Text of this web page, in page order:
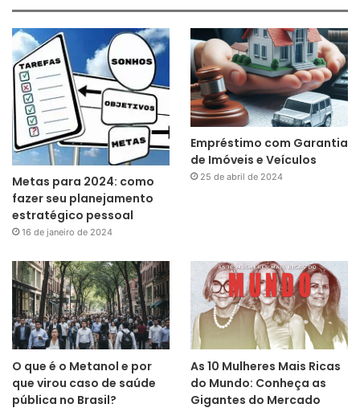
Metas para 2024: como
fazer seu planejamento
estratégico pessoal
16 de janeiro de 2024
Empréstimo com Garantia
de Imóveis e Veículos
25 de abril de 2024
O que é o Metanol e por
que virou caso de saúde
pública no Brasil?
As 10 Mulheres Mais Ricas
do Mundo: Conheça as
Gigantes do Mercado